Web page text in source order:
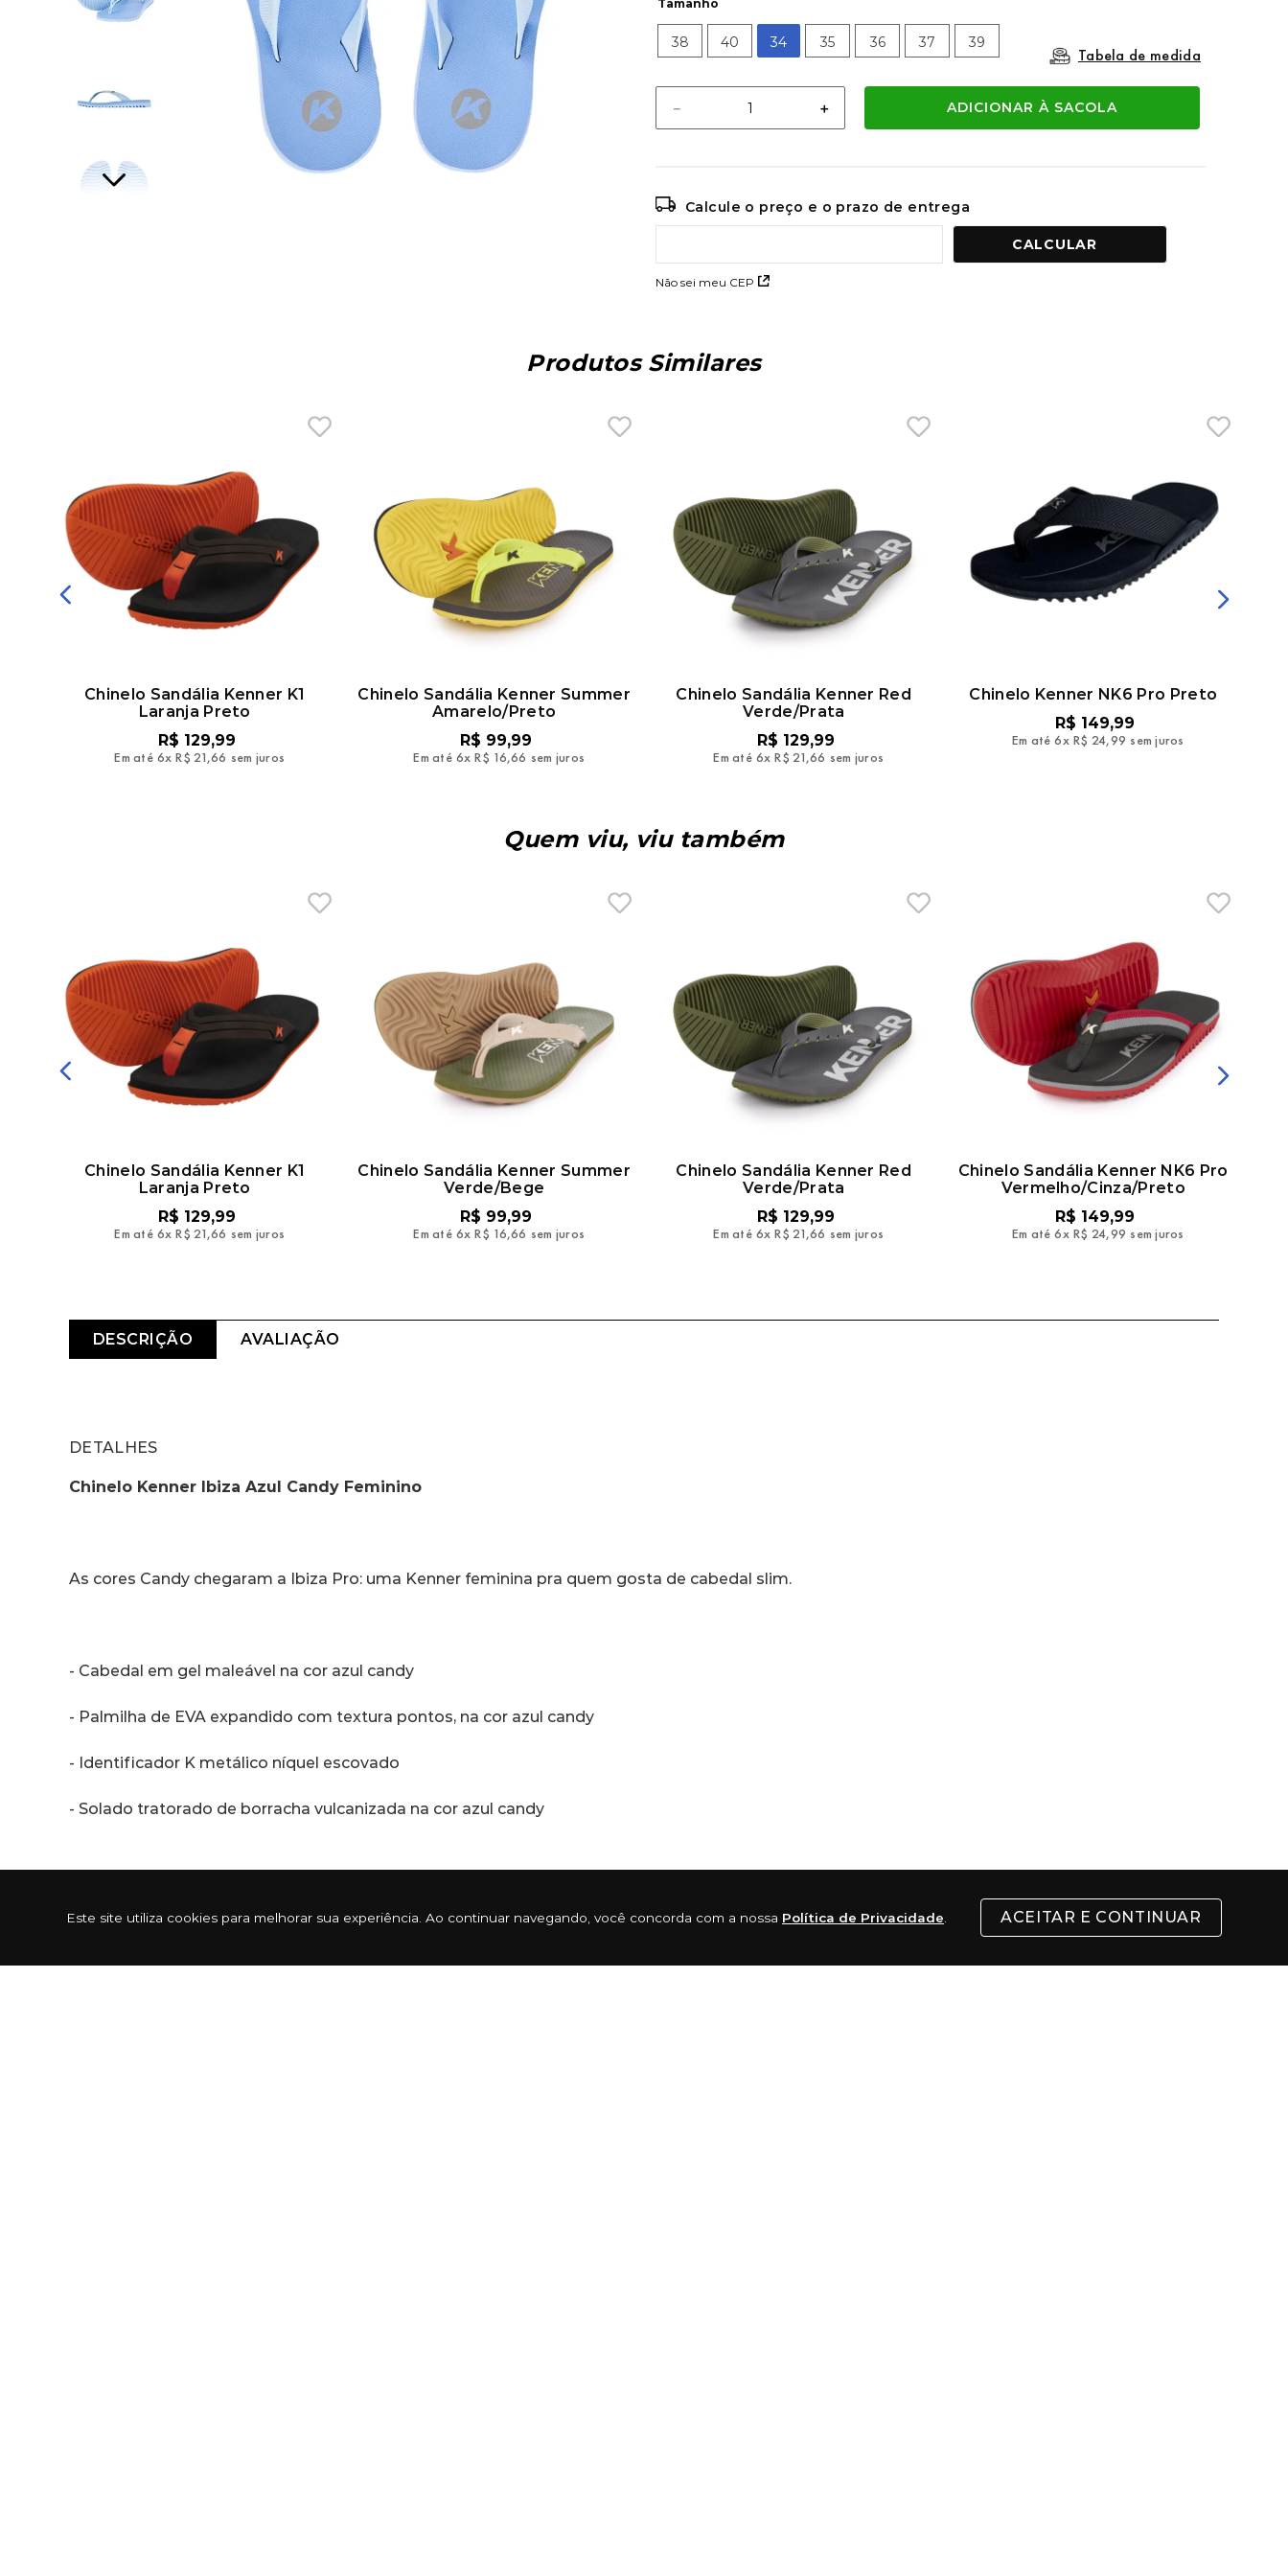
Este site utiliza cookies para melhorar sua experiência. Ao continuar navegando, você concorda com a nossa Política de Privacidade ACEITAR E CONTINUAR
Tamanho
38 40 34 35 36 37 39
Tabela de medida
＋
－ ADICIONAR À SACOLA
Calcule o preço e o prazo de entrega
Não sei meu CEP
Produtos Similares
Chinelo Sandália Kenner K1
Laranja Preto
R$ 129,99
Em até 6x R$ 21,66 sem juros
Chinelo Sandália Kenner Summer
Amarelo/Preto
R$ 99,99
Em até 6x R$ 16,66 sem juros
Chinelo Sandália Kenner Red
Verde/Prata
R$ 129,99
Em até 6x R$ 21,66 sem juros
Chinelo Kenner NK6 Pro Preto
R$ 149,99
Em até 6x R$ 24,99 sem juros
Quem viu, viu também
Chinelo Sandália Kenner K1
Laranja Preto
R$ 129,99
Em até 6x R$ 21,66 sem juros
Chinelo Sandália Kenner Summer
Verde/Bege
R$ 99,99
Em até 6x R$ 16,66 sem juros
Chinelo Sandália Kenner Red
Verde/Prata
R$ 129,99
Em até 6x R$ 21,66 sem juros
Chinelo Sandália Kenner NK6 Pro
Vermelho/Cinza/Preto
R$ 149,99
Em até 6x R$ 24,99 sem juros
DESCRIÇÃO AVALIAÇÃO
DETALHES
Chinelo Kenner Ibiza Azul Candy Feminino
As cores Candy chegaram a Ibiza Pro: uma Kenner feminina pra quem gosta de cabedal slim.
- Cabedal em gel maleável na cor azul candy
- Palmilha de EVA expandido com textura pontos, na cor azul candy
- Identificador K metálico níquel escovado
- Solado tratorado de borracha vulcanizada na cor azul candy